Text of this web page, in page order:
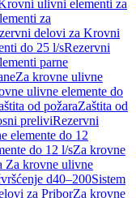
ulivni elementi za
za
delovi za Krovni
do 25 l/sRezervni
parne
Za krovne ulivne
ulivne elemente do
od požaraZaštita od
preliviRezervni
elemente do 12
do 12 l/sZa krovne
Za krovne ulivne
d40–200Sistem
za PriborZa krovne